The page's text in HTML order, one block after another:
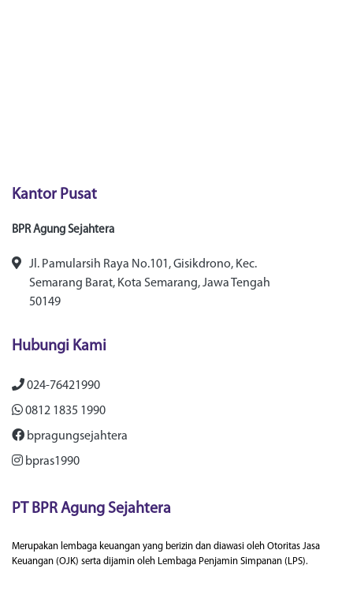
Kantor Pusat
BPR Agung Sejahtera
Jl. Pamularsih Raya No.101, Gisikdrono, Kec.
Semarang Barat, Kota Semarang, Jawa Tengah
50149
Hubungi Kami
024-76421990
0812 1835 1990
bpragungsejahtera
bpras1990
PT BPR Agung Sejahtera
Merupakan lembaga keuangan yang berizin dan diawasi oleh Otoritas Jasa
Keuangan (OJK) serta dijamin oleh Lembaga Penjamin Simpanan (LPS).